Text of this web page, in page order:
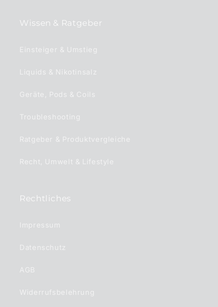
Wissen & Ratgeber
Einsteiger & Umstieg
Liquids & Nikotinsalz
Geräte, Pods & Coils
Troubleshooting
Ratgeber & Produktvergleiche
Recht, Umwelt & Lifestyle
Rechtliches
Impressum
Datenschutz
AGB
Widerrufsbelehrung